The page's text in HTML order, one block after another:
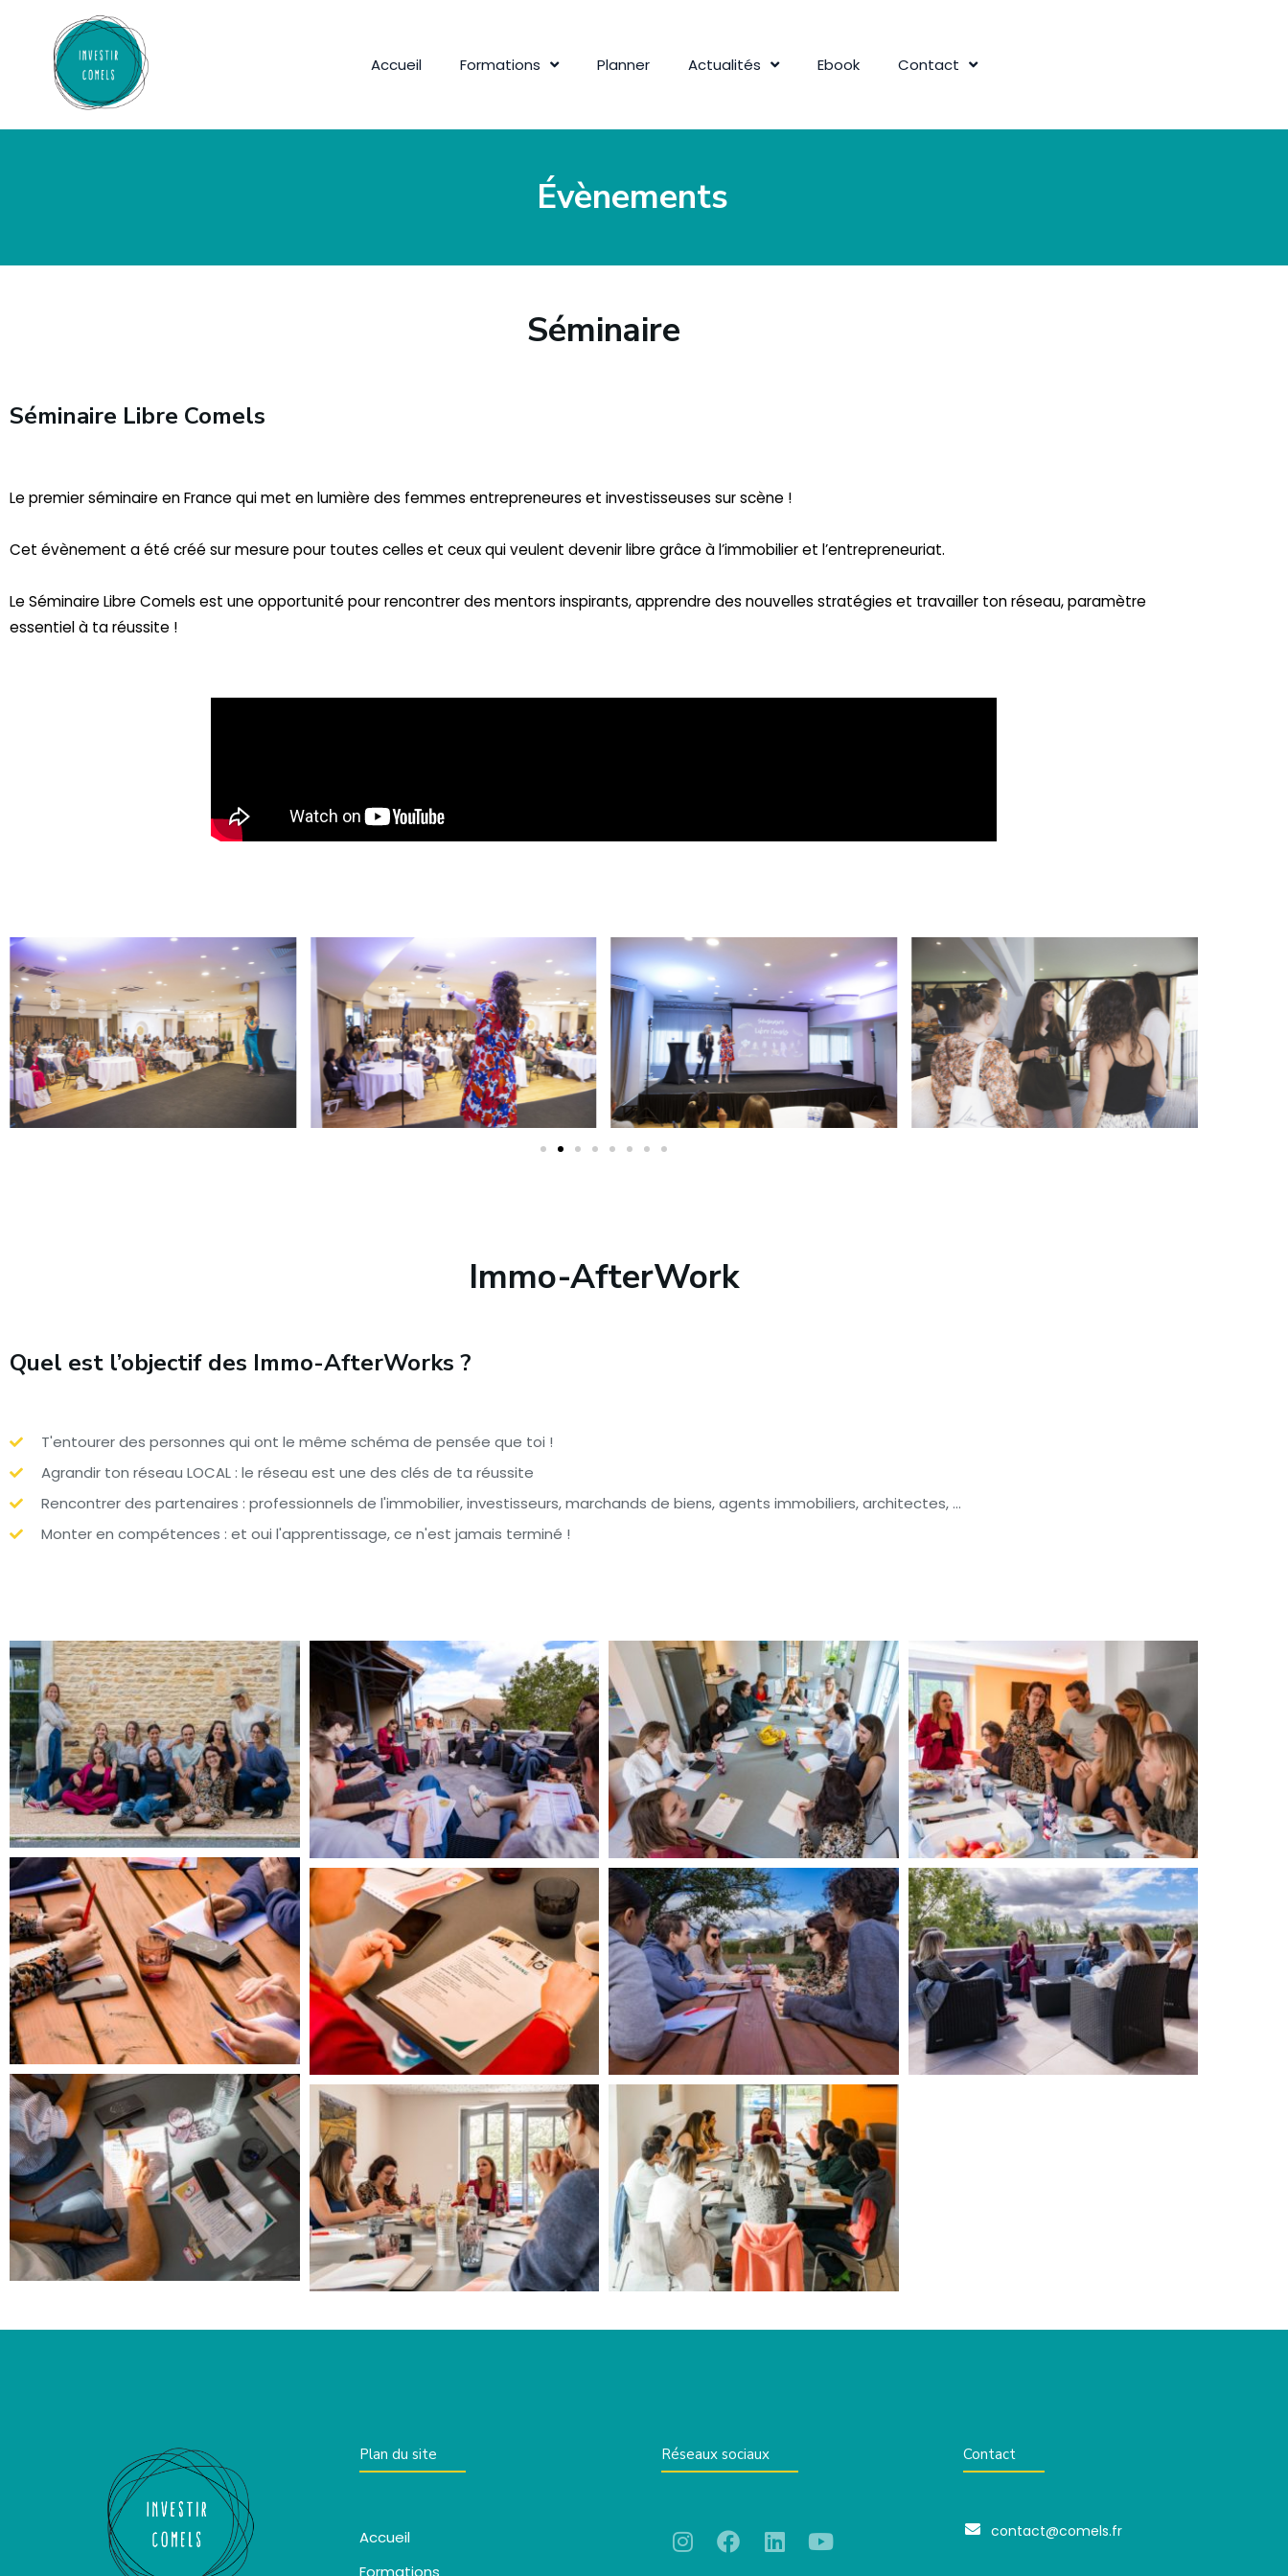
Accueil Formations Planner Actualités Ebook Contact
Évènements
Séminaire
Séminaire Libre Comels
Le premier séminaire en France qui met en lumière des femmes entrepreneures et investisseuses sur scène !
Cet évènement a été créé sur mesure pour toutes celles et ceux qui veulent devenir libre grâce à l’immobilier et l’entrepreneuriat.
Le Séminaire Libre Comels est une opportunité pour rencontrer des mentors inspirants, apprendre des nouvelles stratégies et travailler ton réseau, paramètre
essentiel à ta réussite !
Immo-AfterWork
Quel est l’objectif des Immo-AfterWorks ?
T'entourer des personnes qui ont le même schéma de pensée que toi !
Agrandir ton réseau LOCAL : le réseau est une des clés de ta réussite
Rencontrer des partenaires : professionnels de l'immobilier, investisseurs, marchands de biens, agents immobiliers, architectes, ...
Monter en compétences : et oui l'apprentissage, ce n'est jamais terminé !
Plan du site
Accueil
Formations
Réseaux sociaux Contact
contact@comels.fr